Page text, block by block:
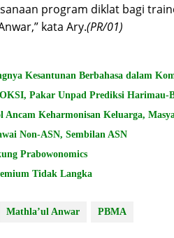
program diklat bagi
kata Ary.(PR/01)
Kesantunan Berbahasa dalam
Pakar Unpad Prediksi Harimau-
Ancam Keharmonisan Keluarga,
Non-ASN, Sembilan ASN
Prabowonomics
Tidak Langka
Mathla’ul Anwar PBMA